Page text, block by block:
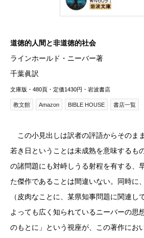
道徳的人間と非道徳的社会
ラインホールド・ニーバー著
千葉眞訳
文庫版・480頁・定価1430円・岩波書店
教文館 Amazon BIBLE HOUSE 書店一覧
この小見出しは訳者の評語からそのま
若き日ということは未成熟を意味するも
の諸問題にも対峙しうる射程を有する、
た傑作であることは間違いない。同時に
（皮肉なことに、某県知事問題に関連し
よっても広く知られているニーバーの思
のもとに」という視座が、この著作にお